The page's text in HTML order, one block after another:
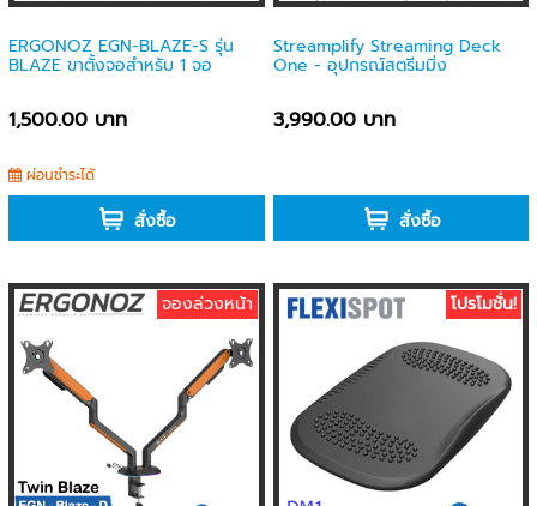
ERGONOZ EGN-BLAZE-S รุ่น
BLAZE ขาตั้งจอสำหรับ 1 จอ
1,500.00 บาท
ผ่อนชำระได้
สั่งซื้อ
Streamplify Streaming Deck
One - อุปกรณ์สตรีมมิ่ง
3,990.00 บาท
สั่งซื้อ
จองล่วงหน้า โปรโมชั่น!